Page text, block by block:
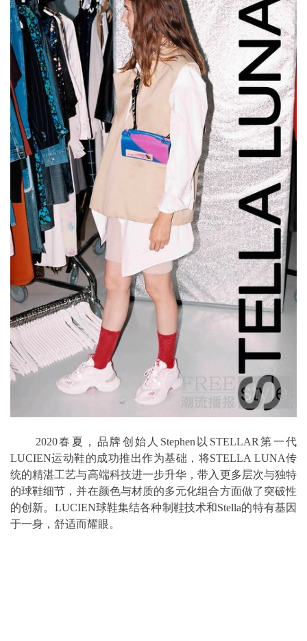
2020春夏，品牌创始人Stephen以STELLAR第一代
LUCIEN运动鞋的成功推出作为基础，将STELLA LUNA传
统的精湛工艺与高端科技进一步升华，带入更多层次与独特
的球鞋细节，并在颜色与材质的多元化组合方面做了突破性
的创新。LUCIEN球鞋集结各种制鞋技术和Stella的特有基因
于一身，舒适而耀眼。